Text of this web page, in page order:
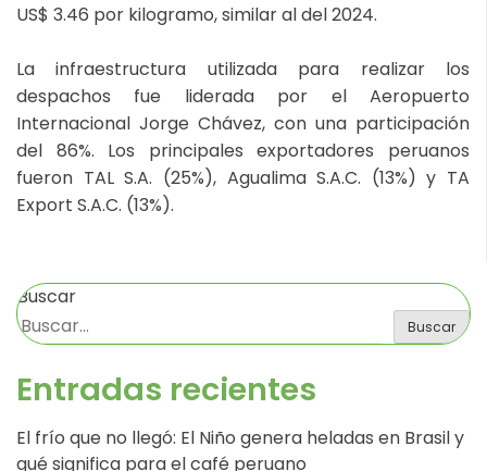
US$ 3.46 por kilogramo, similar al del 2024.
La infraestructura utilizada para realizar los
despachos fue liderada por el Aeropuerto
Internacional Jorge Chávez, con una participación
del 86%. Los principales exportadores peruanos
fueron TAL S.A. (25%), Agualima S.A.C. (13%) y TA
Export S.A.C. (13%).
Buscar
Buscar
Entradas recientes
El frío que no llegó: El Niño genera heladas en Brasil y
qué significa para el café peruano